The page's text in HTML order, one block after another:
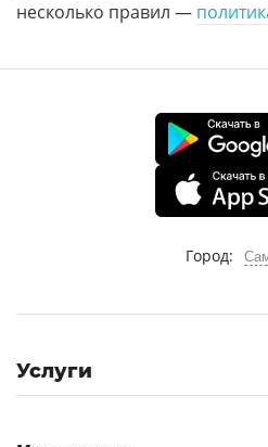
несколько правил —
Город:
Услуги